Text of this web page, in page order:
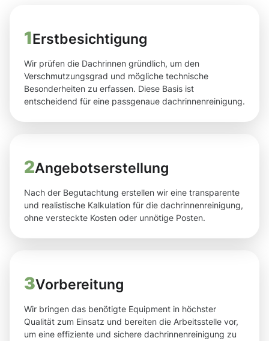
1Erstbesichtigung
Wir prüfen die Dachrinnen gründlich, um den
Verschmutzungsgrad und mögliche technische
Besonderheiten zu erfassen. Diese Basis ist
entscheidend für eine passgenaue dachrinnenreinigung.
2Angebotserstellung
Nach der Begutachtung erstellen wir eine transparente
und realistische Kalkulation für die dachrinnenreinigung,
ohne versteckte Kosten oder unnötige Posten.
3Vorbereitung
Wir bringen das benötigte Equipment in höchster
Qualität zum Einsatz und bereiten die Arbeitsstelle vor,
um eine effiziente und sichere dachrinnenreinigung zu